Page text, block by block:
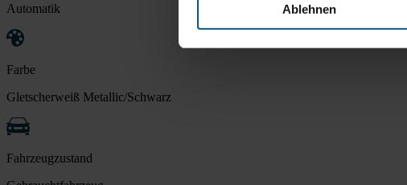
Ablehnen
Automatik
Farbe
Gletscherweiß Metallic/Schwarz
Fahrzeugzustand